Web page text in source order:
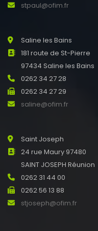
stpaul@ofim.fr
Saline les Bains
181 route de St-Pierre
97434 Saline les Bains
0262 34 27 28
0262 34 27 29
saline@ofim.fr
Saint Joseph
24 rue Maury 97480
SAINT JOSEPH Réunion
0262 31 44 00
0262 56 13 88
stjoseph@ofim.fr